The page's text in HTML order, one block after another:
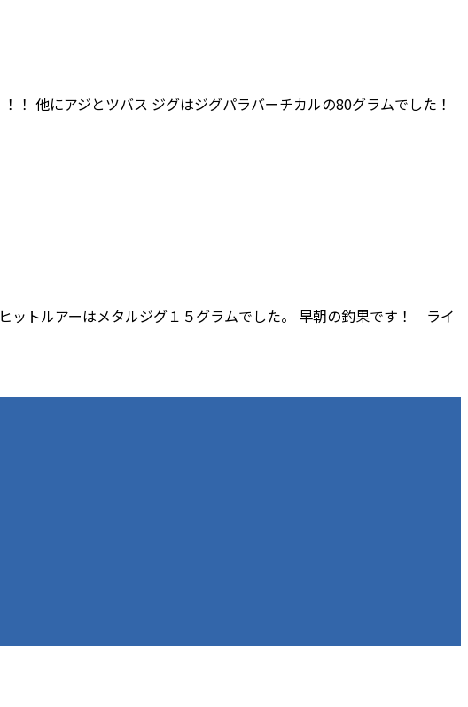
他にアジとツバス ジグはジグパラバーチカルの80グラムでした！
ットルアーはメタルジグ１５グラムでした。 早朝の釣果です！ ライ